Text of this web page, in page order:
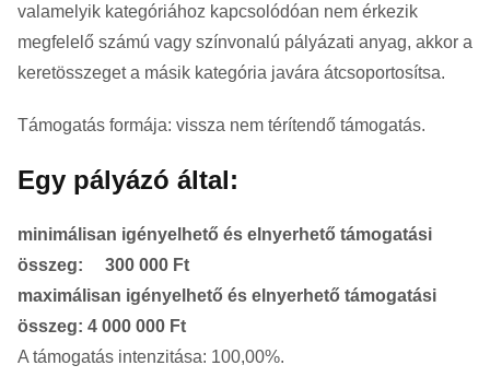
valamelyik kategóriához kapcsolódóan nem érkezik
megfelelő számú vagy színvonalú pályázati anyag, akkor a
keretösszeget a másik kategória javára átcsoportosítsa.
Támogatás formája: vissza nem térítendő támogatás.
Egy pályázó által:
minimálisan igényelhető és elnyerhető támogatási
összeg: 300 000 Ft
maximálisan igényelhető és elnyerhető támogatási
összeg: 4 000 000 Ft
A támogatás intenzitása: 100,00%.